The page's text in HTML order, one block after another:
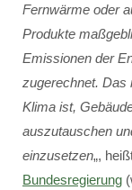
Fernwärme oder
Produkte
Emissionen der
zugerechnet. Das
Klima ist,
auszutauschen
einzusetzen„,
Bundesregierung